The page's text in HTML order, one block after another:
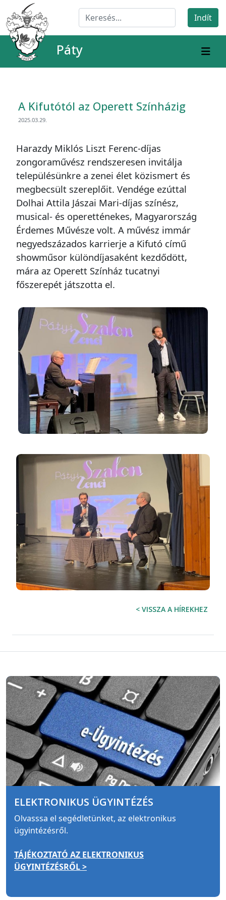
Páty
A Kifutótól az Operett Színházig
2025.03.29.
Harazdy Miklós Liszt Ferenc-díjas
zongoraművész rendszeresen invitálja
településünkre a zenei élet közismert és
megbecsült szereplőit. Vendége ezúttal
Dolhai Attila Jászai Mari-díjas színész,
musical- és operetténekes, Magyarország
Érdemes Művésze volt. A művész immár
negyedszázados karrierje a Kifutó című
showműsor különdíjasaként kezdődött,
mára az Operett Színház tucatnyi
főszerepét játszotta el.
< VISSZA A HÍREKHEZ
ELEKTRONIKUS ÜGYINTÉZÉS
Olvasssa el segédletünket, az elektronikus
ügyintézésről.
TÁJÉKOZTATÓ AZ ELEKTRONIKUS
ÜGYINTÉZÉSRŐL >